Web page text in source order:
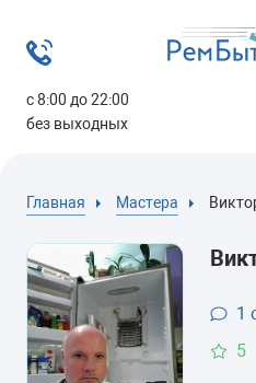
с 8:00 до 22:00
без выходных
Главная Мастера
1
5